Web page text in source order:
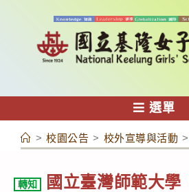
容
選單
> 校園公告 > 校外宣導與活動 >
轉知
國立臺灣師範大學